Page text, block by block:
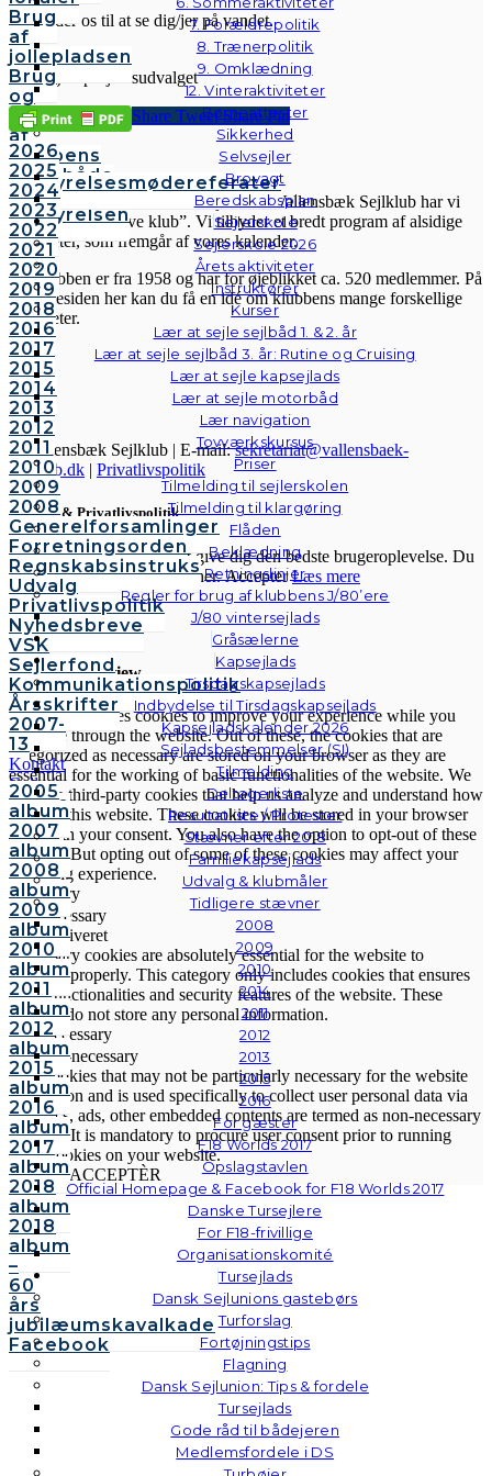
7. Forældrepolitik
8. Trænerpolitik
9. Omklædning
12. Vinteraktiviteter
Børneattester
Sikkerhed
Selvsejler
Brovagt
Beredskabsplan
Sejlerskole
Sejlerskole 2026
Årets aktiviteter
Instruktører
Kurser
Lær at sejle sejlbåd 1. & 2. år
Lær at sejle sejlbåd 3. år: Rutine og Cruising
Lær at sejle kapsejlads
Lær at sejle motorbåd
Lær navigation
Tovværkskursus
Priser
Tilmelding til sejlerskolen
Tilmelding til klargøring
Flåden
Beklædning
Retningslinjer
Regler for brug af klubbens J/80’ere
J/80 vintersejlads
Gråsælerne
Kapsejlads
Tirsdagskapsejlads
Indbydelse til Tirsdagskapsejlads
Kapsejladskalender 2026
Sejladsbestemmelser (SI)
Tilmelding
Deltagerliste
Resultatliste / Protester
Stævner efter 2018
Familiekapsejlads
Udvalg & klubmåler
Tidligere stævner
2008
2009
2010
2014
2011
2012
2013
2015
2016
For gæster
F18 Worlds 2017
Opslagstavlen
Official Homepage & Facebook for F18 Worlds 2017
Danske Tursejlere
For F18-frivillige
Organisationskomité
Tursejlads
Dansk Sejlunions gastebørs
Turforslag
Fortøjningstips
Flagning
Dansk Sejlunion: Tips & fordele
Tursejlads
Gode råd til bådejeren
Medlemsfordele i DS
Brug
af
jollepladsen
Brug
og
lån
af
klubbens
følgebåde
Vedtægter
Bestyrelsen
Bestyrelsesmødereferater
2026
2025
2024
2023
2022
2021
2020
2019
2018
2016
2017
2015
2014
2013
2012
2011
2010
2009
2008
Generelforsamlinger
Forretningsorden
Regnskabsinstruks
Udvalg
Privatlivspolitik
Nyhedsbreve
VSK
Sejlerfond
Kommunikationspolitik
Årsskrifter
2007-
13
Kontakt
Galleri
Andre
fotos
2005
album
2007
album
2008
album
2009
album
2010
album
2011
album
2012
album
2015
album
2016
album
2017
album
2018
album
2018
album
–
60
års
jubilæumskavalkade
Facebook
Vi glæder os til at se dig/jer på vandet.
Sejlerhilsen
Tirsdagskapsejladsudvalget
Share Tweet Share Pin
VSK
Velkommen til Vallensbæk Sejlklub. I Vallensbæk Sejlklub har vi
mottoet “den aktive klub”. Vi tilbyder et bredt program af alsidige
aktiviteter, som fremgår af vores kalender.
Sejlklubben er fra 1958 og har for øjeblikket ca. 520 medlemmer. På
hjemmesiden her kan du få en idé om klubbens mange forskellige
aktiviteter.
© Vallensbæk Sejlklub | E-mail:sekretariat@vallensbaek-
sejlklub.dk | Privatlivspolitik
Cookies & Privatlivspolitik
Vi anvender cookies for at give dig den bedste brugeroplevelse. Du
kan læse mere om cookies her.Accepter Læs mere
Luk
Privacy Overview
This website uses cookies to improve your experience while you
navigate through the website. Out of these, the cookies that are
categorized as necessary are stored on your browser as they are
essential for the working of basic functionalities of the website. We
also use third-party cookies that help us analyze and understand how
you use this website. These cookies will be stored in your browser
only with your consent. You also have the option to opt-out of these
cookies. But opting out of some of these cookies may affect your
browsing experience.
Necessary
Necessary
Altid aktiveret
Necessary cookies are absolutely essential for the website to
function properly. This category only includes cookies that ensures
basic functionalities and security features of the website. These
cookies do not store any personal information.
Non-necessary
Non-necessary
Any cookies that may not be particularly necessary for the website
to function and is used specifically to collect user personal data via
analytics, ads, other embedded contents are termed as non-necessary
cookies. It is mandatory to procure user consent prior to running
these cookies on your website.
GEM & ACCEPTÈR